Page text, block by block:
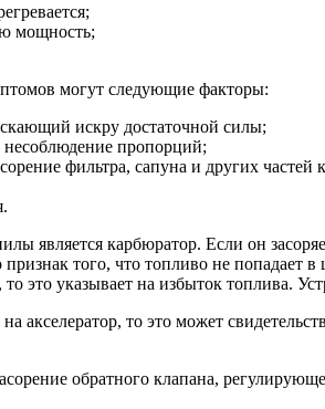
мощность;
могут следующие факторы:
искру достаточной силы;
несоблюдение пропорций;
фильтра, сапуна и других частей
является карбюратор. Если он
признак того, что топливо не
это указывает на избыток топлива.
акселератор, то это может
обратного клапана,